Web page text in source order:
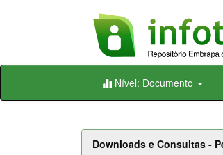
Skip
Nível: Documento
Downloads e Consultas -